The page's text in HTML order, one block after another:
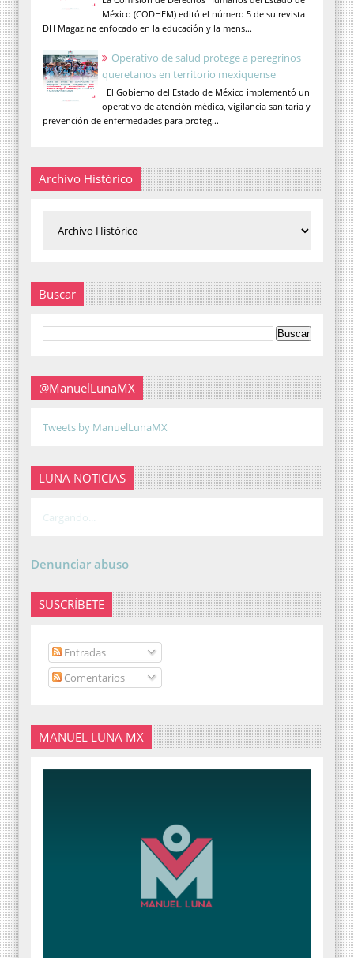
México (CODHEM) editó el número 5 de su revista
DH Magazine enfocado en la educación y la mens...
Operativo de salud protege a peregrinos
queretanos en territorio mexiquense
El Gobierno del Estado de México implementó un
operativo de atención médica, vigilancia sanitaria y
prevención de enfermedades para proteg...
Archivo Histórico
Buscar
@ManuelLunaMX
Tweets by ManuelLunaMX
LUNA NOTICIAS
Cargando...
Denunciar abuso
SUSCRÍBETE
Entradas
Comentarios
MANUEL LUNA MX